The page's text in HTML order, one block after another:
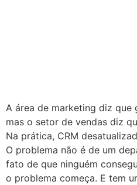
A área de marketing diz que
mas o setor de vendas diz
Na prática, CRM
O problema não é de um
fato de que ninguém
o problema começa. E tem